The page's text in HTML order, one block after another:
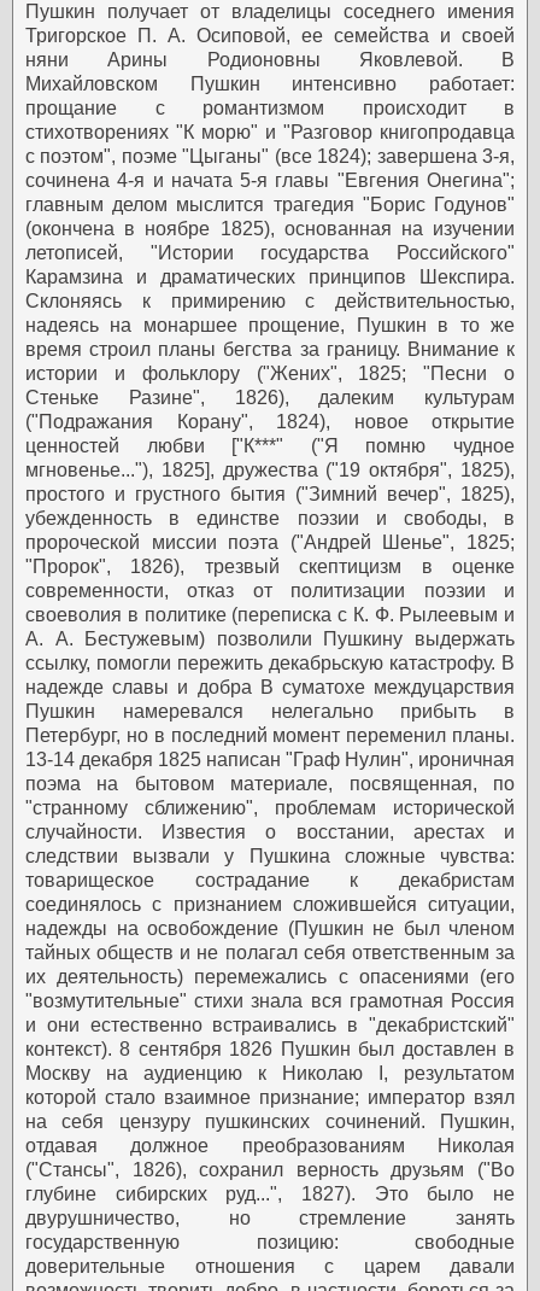
Пушкин получает от владелицы соседнего имения
Тригорское П. А. Осиповой, ее семейства и своей
няни Арины Родионовны Яковлевой. В
Михайловском Пушкин интенсивно работает:
прощание с романтизмом происходит в
стихотворениях "К морю" и "Разговор книгопродавца
с поэтом", поэме "Цыганы" (все 1824); завершена 3-я,
сочинена 4-я и начата 5-я главы "Евгения Онегина";
главным делом мыслится трагедия "Борис Годунов"
(окончена в ноябре 1825), основанная на изучении
летописей, "Истории государства Российского"
Карамзина и драматических принципов Шекспира.
Склоняясь к примирению с действительностью,
надеясь на монаршее прощение, Пушкин в то же
время строил планы бегства за границу. Внимание к
истории и фольклору ("Жених", 1825; "Песни о
Стеньке Разине", 1826), далеким культурам
("Подражания Корану", 1824), новое открытие
ценностей любви ["К***" ("Я помню чудное
мгновенье..."), 1825], дружества ("19 октября", 1825),
простого и грустного бытия ("Зимний вечер", 1825),
убежденность в единстве поэзии и свободы, в
пророческой миссии поэта ("Андрей Шенье", 1825;
"Пророк", 1826), трезвый скептицизм в оценке
современности, отказ от политизации поэзии и
своеволия в политике (переписка с К. Ф. Рылеевым и
А. А. Бестужевым) позволили Пушкину выдержать
ссылку, помогли пережить декабрьскую катастрофу. В
надежде славы и добра В суматохе междуцарствия
Пушкин намеревался нелегально прибыть в
Петербург, но в последний момент переменил планы.
13-14 декабря 1825 написан "Граф Нулин", ироничная
поэма на бытовом материале, посвященная, по
"странному сближению", проблемам исторической
случайности. Известия о восстании, арестах и
следствии вызвали у Пушкина сложные чувства:
товарищеское сострадание к декабристам
соединялось с признанием сложившейся ситуации,
надежды на освобождение (Пушкин не был членом
тайных обществ и не полагал себя ответственным за
их деятельность) перемежались с опасениями (его
"возмутительные" стихи знала вся грамотная Россия
и они естественно встраивались в "декабристский"
контекст). 8 сентября 1826 Пушкин был доставлен в
Москву на аудиенцию к Николаю I, результатом
которой стало взаимное признание; император взял
на себя цензуру пушкинских сочинений. Пушкин,
отдавая должное преобразованиям Николая
("Стансы", 1826), сохранил верность друзьям ("Во
глубине сибирских руд...", 1827). Это было не
двурушничество, но стремление занять
государственную позицию: свободные
доверительные отношения с царем давали